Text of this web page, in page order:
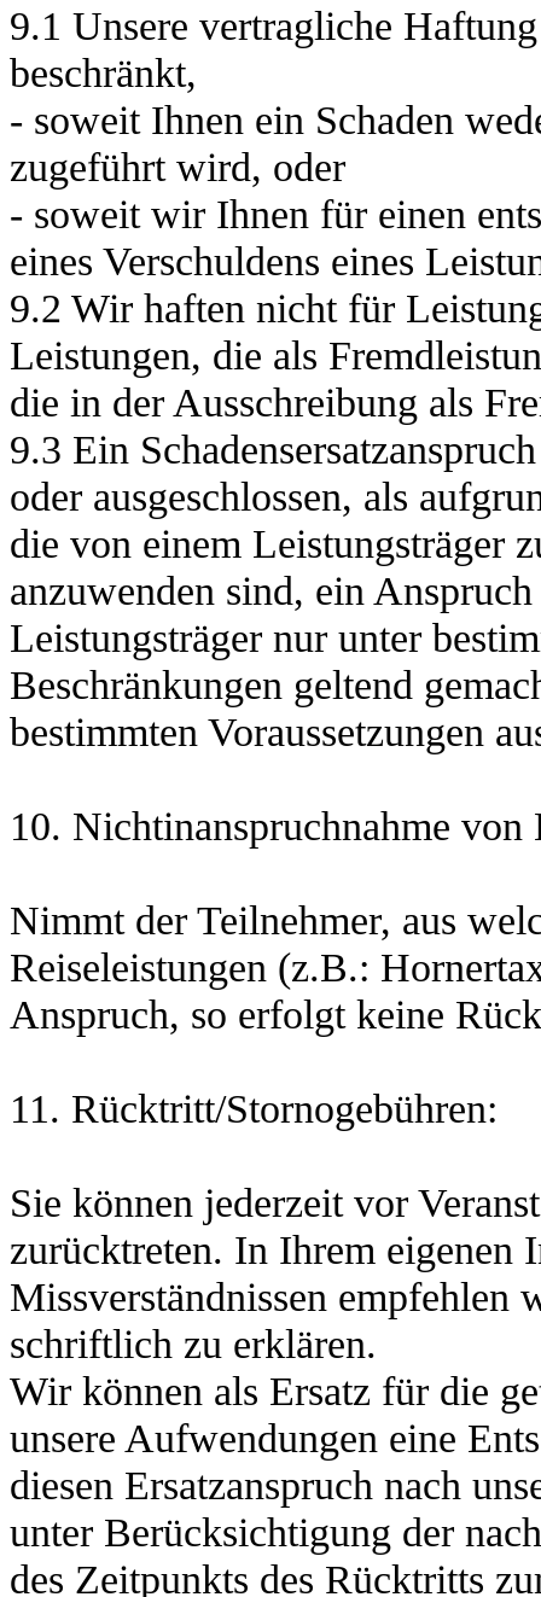
9.1 Unsere vertragliche
beschränkt,
- soweit Ihnen ein Schaden
zugeführt wird, oder
- soweit wir Ihnen für einen
eines Verschuldens eines
9.2 Wir haften nicht für
Leistungen, die als
die in der Ausschreibung als
9.3 Ein
oder ausgeschlossen, als
die von einem Leistungsträger
anzuwenden sind, ein
Leistungsträger nur unter
Beschränkungen geltend
bestimmten Voraussetzungen
10. Nichtinanspruchnahme von
Nimmt der Teilnehmer, aus
Reiseleistungen (z.B.:
Anspruch, so erfolgt keine
11. Rücktritt/Stornogebühren:
Sie können jederzeit vor
zurücktreten. In Ihrem eigenen
Missverständnissen
schriftlich zu erklären.
Wir können als Ersatz für die
unsere Aufwendungen eine
diesen Ersatzanspruch nach
unter Berücksichtigung der
des Zeitpunkts des Rücktritts